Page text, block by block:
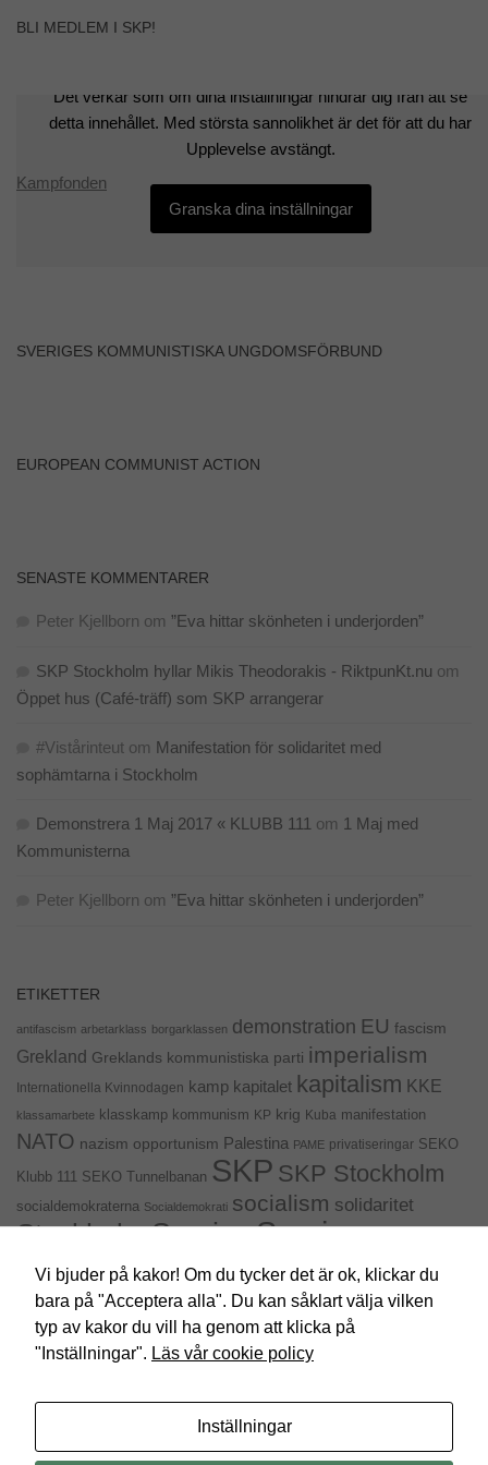
BLI MEDLEM I SKP!
Kampfonden
Det verkar som om dina inställningar hindrar dig från att se
detta innehållet. Med största sannolikhet är det för att du har
Upplevelse avstängt.
Granska dina inställningar
SVERIGES KOMMUNISTISKA UNGDOMSFÖRBUND
EUROPEAN COMMUNIST ACTION
SENASTE KOMMENTARER
Peter Kjellborn om ”Eva hittar skönheten i underjorden”
SKP Stockholm hyllar Mikis Theodorakis - RiktpunKt.nu om
Öppet hus (Café-träff) som SKP arrangerar
#Vistårinteut om Manifestation för solidaritet med
sophämtarna i Stockholm
Demonstrera 1 Maj 2017 « KLUBB 111 om 1 Maj med
Kommunisterna
Peter Kjellborn om ”Eva hittar skönheten i underjorden”
ETIKETTER
antifascism arbetarklass borgarklassen demonstration EU fascism
Grekland Greklands kommunistiska parti imperialism
Internationella Kvinnodagen kamp kapitalet kapitalism KKE
klassamarbete klasskamp kommunism KP krig Kuba manifestation
NATO nazism opportunism Palestina PAME privatiseringar SEKO
Klubb 111 SEKO Tunnelbanan SKP SKP Stockholm
socialdemokraterna Socialdemokrati socialism solidaritet
StockholmSverigeSveriges
kommunistiska parti Sveriges Kommunistisk Ungdom
SYRIZA Ukraina USA uttalande val val 2014
SKP Stockholm
Vi bjuder på kakor! Om du tycker det är ok, klickar du
bara på "Acceptera alla". Du kan såklart välja vilken
typ av kakor du vill ha genom att klicka på
"Inställningar". Läs vår cookie policy
Inställningar
prestera så
bra som
möjligt
besök. Om
du nekar de
här kakorna